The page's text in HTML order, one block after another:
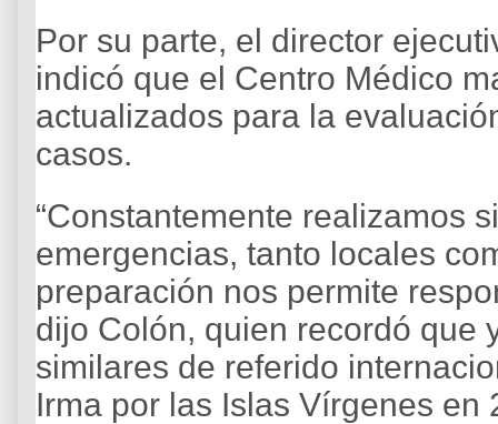
Por su parte, el director
indicó que el Centro Médico
actualizados para la
casos.
“Constantemente realizamos
emergencias, tanto locales
preparación nos permite
dijo Colón, quien recordó que
similares de referido
Irma por las Islas Vírgenes en